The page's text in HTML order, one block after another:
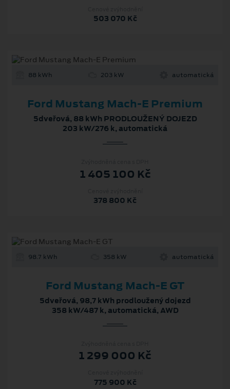
503 070 Kč
88 kWh 203 kW automatická
Ford Mustang Mach‑E Premium
5dveřová, 88 kWh PRODLOUŽENÝ DOJEZD
203 kW/276 k, automatická
1 405 100 Kč
378 800 Kč
98.7 kWh 358 kW automatická
Ford Mustang Mach-E GT
5dveřová, 98,7 kWh prodloužený dojezd
358 kW/487 k, automatická, AWD
1 299 000 Kč
775 900 Kč